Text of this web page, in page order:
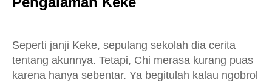
Seperti janji Keke, sepulang sekolah dia cerita
tentang akunnya. Tetapi, Chi merasa kurang puas
karena hanya sebentar. Ya begitulah kalau ngobrol